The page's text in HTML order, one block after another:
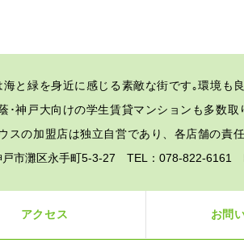
海と緑を身近に感じる素敵な街です｡環境も
･神戸大向けの学生賃貸マンションも多数取
スの加盟店は独立自営であり、各店舗の責
戸市灘区永手町5-3-27 TEL：078-822-
アクセス お問